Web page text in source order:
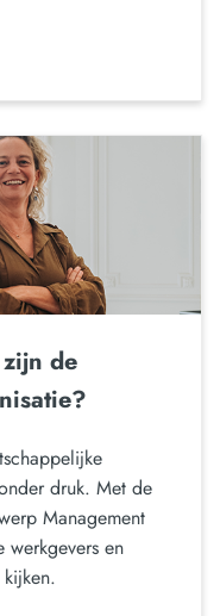
de
druk. Met de
Management
en